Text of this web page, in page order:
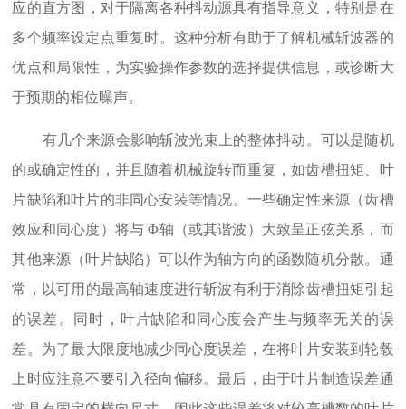
应的直方图，对于隔离各种抖动源具有指导意义，特别是在
多个频率设定点重复时。这种分析有助于了解机械斩波器的
优点和局限性，为实验操作参数的选择提供信息，或诊断大
于预期的相位噪声。
有几个来源会影响斩波光束上的整体抖动。可以是随机
的或确定性的，并且随着机械旋转而重复，如齿槽扭矩、叶
片缺陷和叶片的非同心安装等情况。一些确定性来源（齿槽
效应和同心度）将与 Φ轴（或其谐波）大致呈正弦关系，而
其他来源（叶片缺陷）可以作为轴方向的函数随机分散。通
常，以可用的最高轴速度进行斩波有利于消除齿槽扭矩引起
的误差。同时，叶片缺陷和同心度会产生与频率无关的误
差。为了最大限度地减少同心度误差，在将叶片安装到轮毂
上时应注意不要引入径向偏移。最后，由于叶片制造误差通